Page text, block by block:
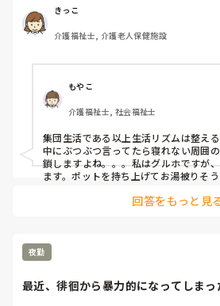
ります。認知症の症状も顕著にすすん
り入らなくなり、熱いやかんに手をの
椅子からかがんでとろうとしたりと
した。そこで転倒しないよう声かけす
なってきました。それでも、夜間の
がないのでスルーされています。私は
で、日中の様子を記録するようにして
社員さんは元々の生活がそういう人だ
まにしているそうなのですが、、はた
ょうか？彼女のリスクをフォローでき
ですし、規則正しい生活リズムを提案
間違えているでしょうか？
きっこ
介護福祉士, 介護老人保健施設
もやこ
介護福祉士, 社会福祉士
集団生活である以上生活リズムは整え
中にぶつぶつ言ってたら寝れない周囲
鎖しますよね。。。私はグルホですが
ます。ポットを持ち上げてお湯被りそ
んと言った感じだと思います。私は利
回答をもっと見
夜勤
最近、徘徊から暴力的になってしま